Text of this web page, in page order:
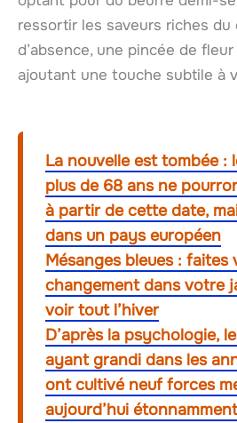
ressortir les saveurs riches du
d’absence, une pincée de
ajoutant une touche subtile à
La nouvelle est tombée :
plus de 68 ans ne
à partir de cette date,
dans un pays européen
Mésanges bleues :
changement dans votre
voir tout l’hiver
D’après la psychologie,
ayant grandi dans les
ont cultivé neuf forces
aujourd’hui